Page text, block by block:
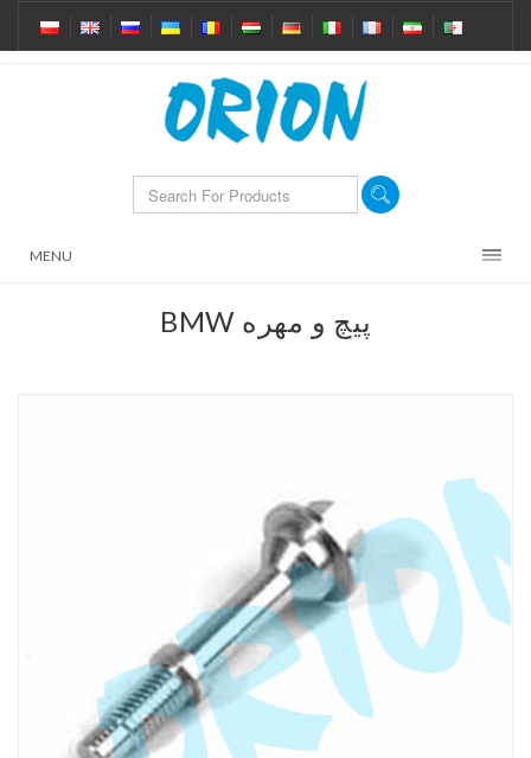
MENU
BMW پیچ و مهره